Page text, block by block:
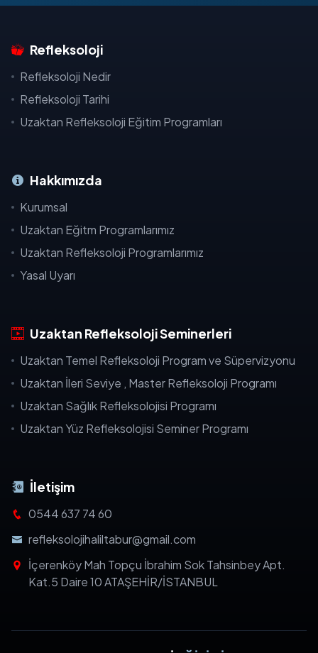
Refleksoloji
Refleksoloji Nedir
Refleksoloji Tarihi
Uzaktan Refleksoloji Eğitim Programları
Hakkımızda
Kurumsal
Uzaktan Eğitm Programlarımız
Uzaktan Refleksoloji Programlarımız
Yasal Uyarı
Uzaktan Refleksoloji Seminerleri
Uzaktan Temel Refleksoloji Program ve Süpervizyonu
Uzaktan İleri Seviye , Master Refleksoloji Programı
Uzaktan Sağlık Refleksolojisi Programı
Uzaktan Yüz Refleksolojisi Seminer Programı
İletişim
0544 637 74 60
refleksolojihaliltabur@gmail.com
İçerenköy Mah Topçu İbrahim Sok Tahsinbey Apt.
Kat.5 Daire 10 ATAŞEHİR/İSTANBUL